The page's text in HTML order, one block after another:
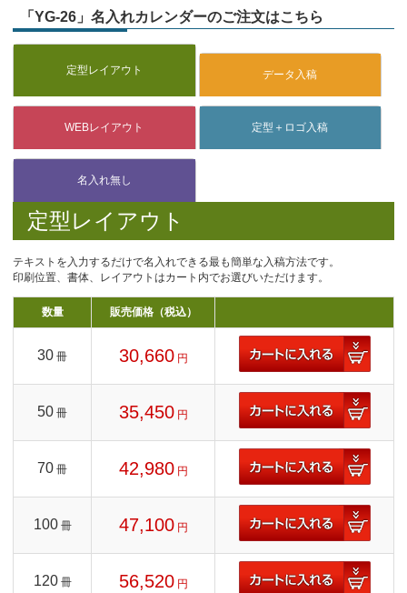
「YG-26」名入れカレンダーのご注文はこちら
定型レイアウト
テキストを入力するだけで名入れできる最も簡単な入稿方法です。
印刷位置、書体、レイアウトはカート内でお選びいただけます。
数量 販売価格（税込）
30 冊 30,660 円
50 冊 35,450 円
70 冊 42,980 円
100 冊 47,100 円
120 冊 56,520 円